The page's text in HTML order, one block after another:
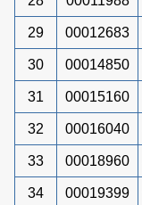
29 00012683
30 00014850
31 00015160
32 00016040
33 00018960
34 00019399